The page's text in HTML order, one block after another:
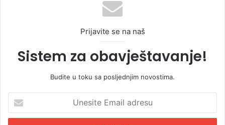
Prijavite se na naš
Sistem za obavještavanje!
Budite u toku sa posljednjim novostima.
e